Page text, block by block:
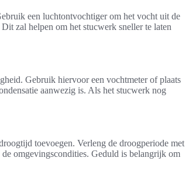
een luchtontvochtiger om het vocht uit de
zal helpen om het stucwerk sneller te laten
Gebruik hiervoor een vochtmeter of plaats
aanwezig is. Als het stucwerk nog
toevoegen. Verleng de droogperiode met
omgevingscondities. Geduld is belangrijk om